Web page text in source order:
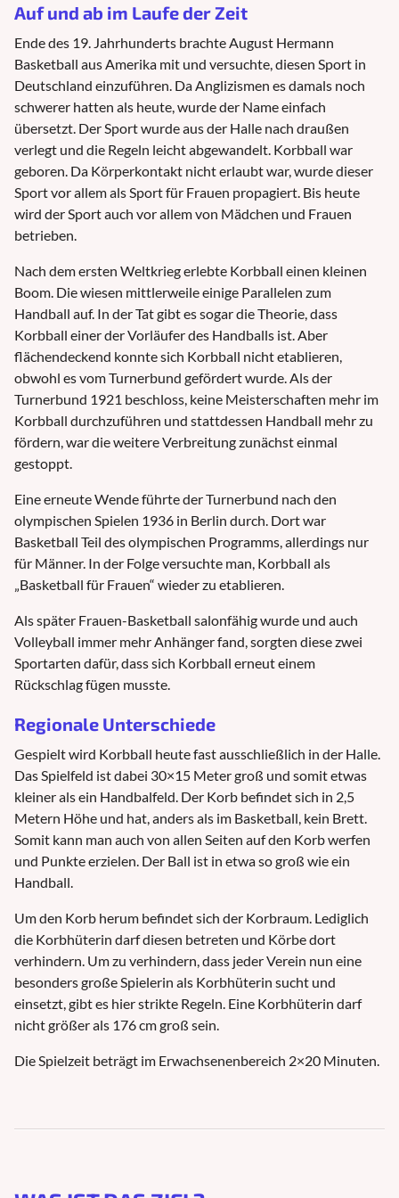
Auf und ab im Laufe der Zeit
Ende des 19. Jahrhunderts brachte August Hermann
Basketball aus Amerika mit und versuchte, diesen Sport in
Deutschland einzuführen. Da Anglizismen es damals noch
schwerer hatten als heute, wurde der Name einfach
übersetzt. Der Sport wurde aus der Halle nach draußen
verlegt und die Regeln leicht abgewandelt. Korbball war
geboren. Da Körperkontakt nicht erlaubt war, wurde dieser
Sport vor allem als Sport für Frauen propagiert. Bis heute
wird der Sport auch vor allem von Mädchen und Frauen
betrieben.
Nach dem ersten Weltkrieg erlebte Korbball einen kleinen
Boom. Die wiesen mittlerweile einige Parallelen zum
Handball auf. In der Tat gibt es sogar die Theorie, dass
Korbball einer der Vorläufer des Handballs ist. Aber
flächendeckend konnte sich Korbball nicht etablieren,
obwohl es vom Turnerbund gefördert wurde. Als der
Turnerbund 1921 beschloss, keine Meisterschaften mehr im
Korbball durchzuführen und stattdessen Handball mehr zu
fördern, war die weitere Verbreitung zunächst einmal
gestoppt.
Eine erneute Wende führte der Turnerbund nach den
olympischen Spielen 1936 in Berlin durch. Dort war
Basketball Teil des olympischen Programms, allerdings nur
für Männer. In der Folge versuchte man, Korbball als
„Basketball für Frauen“ wieder zu etablieren.
Als später Frauen-Basketball salonfähig wurde und auch
Volleyball immer mehr Anhänger fand, sorgten diese zwei
Sportarten dafür, dass sich Korbball erneut einem
Rückschlag fügen musste.
Regionale Unterschiede
Gespielt wird Korbball heute fast ausschließlich in der Halle.
Das Spielfeld ist dabei 30×15 Meter groß und somit etwas
kleiner als ein Handbalfeld. Der Korb befindet sich in 2,5
Metern Höhe und hat, anders als im Basketball, kein Brett.
Somit kann man auch von allen Seiten auf den Korb werfen
und Punkte erzielen. Der Ball ist in etwa so groß wie ein
Handball.
Um den Korb herum befindet sich der Korbraum. Lediglich
die Korbhüterin darf diesen betreten und Körbe dort
verhindern. Um zu verhindern, dass jeder Verein nun eine
besonders große Spielerin als Korbhüterin sucht und
einsetzt, gibt es hier strikte Regeln. Eine Korbhüterin darf
nicht größer als 176 cm groß sein.
Die Spielzeit beträgt im Erwachsenenbereich 2×20 Minuten.